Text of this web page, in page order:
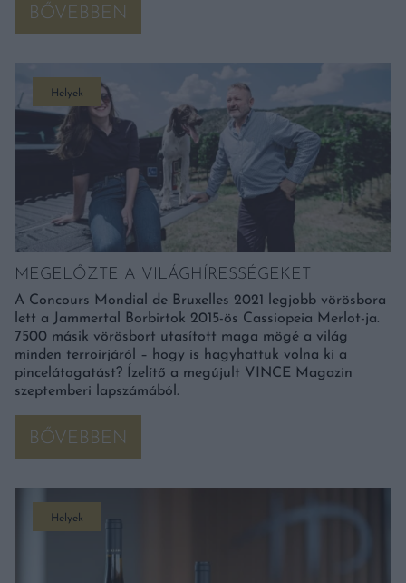
BŐVEBBEN
Helyek
MEGELŐZTE A VILÁGHÍRESSÉGEKET
A Concours Mondial de Bruxelles 2021 legjobb vörösbora
lett a Jammertal Borbirtok 2015-ös Cassiopeia Merlot-ja.
7500 másik vörösbort utasított maga mögé a világ
minden terroirjáról – hogy is hagyhattuk volna ki a
pincelátogatást? Ízelítő a megújult VINCE Magazin
szeptemberi lapszámából.
BŐVEBBEN
Helyek